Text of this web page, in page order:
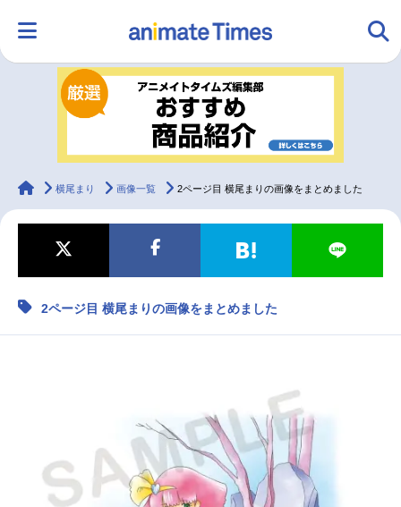
ランキング アニメ
ラジオ みんなの声
マンガ・ラノベ ゲーム・アプリ 音楽 コスプレ
配信・Vtuber トレンド
声優記事一覧
実写化映画一覧
今期アニメ曜日別一覧
animateTimes
横尾まり 画像一覧 2ページ目 横尾まりの画像をまとめました
2ページ目 横尾まりの画像をまとめました